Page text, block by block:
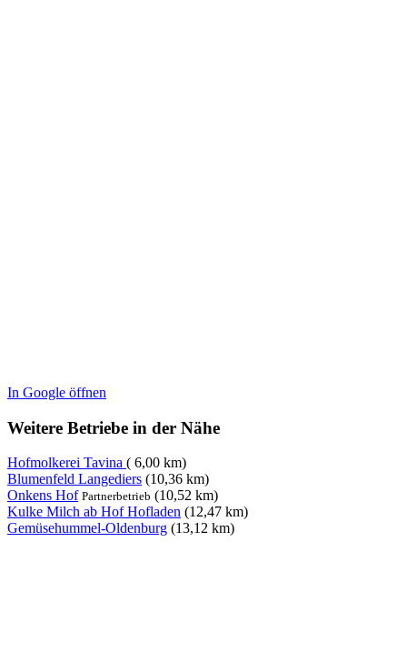
In Google öffnen
Weitere Betriebe in der Nähe
Hofmolkerei Tavina ( 6,00 km)
Blumenfeld Langediers (10,36 km)
Onkens Hof Partnerbetrieb (10,52 km)
Kulke Milch ab Hof Hofladen (12,47 km)
Gemüsehummel-Oldenburg (13,12 km)